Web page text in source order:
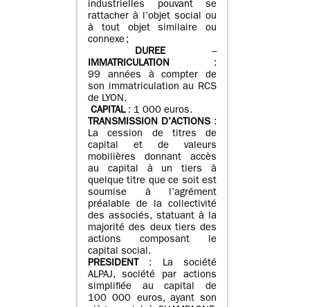
industrielles pouvant se
rattacher à l’objet social ou
à tout objet similaire ou
connexe ;
DUREE–
IMMATRICULATION :
99 années à compter de
son immatriculation au RCS
de LYON.
CAPITAL: 1 000 euros.
TRANSMISSION D’ACTIONS :
La cession de titres de
capital et de valeurs
mobilières donnant accès
au capital à un tiers à
quelque titre que ce soit est
soumise à l’agrément
préalable de la collectivité
des associés, statuant à la
majorité des deux tiers des
actions composant le
capital social.
PRESIDENT
: La société
ALPAJ, société par actions
simplifiée au capital de
100 000 euros, ayant son